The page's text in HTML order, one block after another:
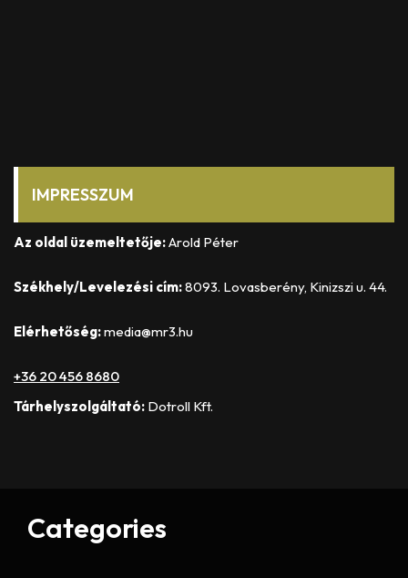
IMPRESSZUM
Az oldal üzemeltetője:Arold Péter
Székhely/Levelezési cím:8093. Lovasberény, Kinizszi u. 44.
Elérhetőség:media@mr3.hu
+36 20 456 8680
Tárhelyszolgáltató: Dotroll Kft.
Categories